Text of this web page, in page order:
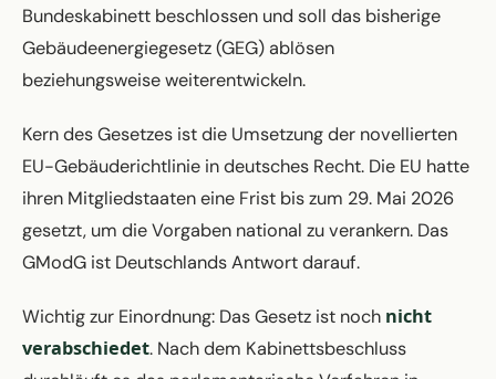
Bundeskabinett beschlossen und soll das bisherige
Gebäudeenergiegesetz (GEG) ablösen
beziehungsweise weiterentwickeln.
Kern des Gesetzes ist die Umsetzung der novellierten
EU-Gebäuderichtlinie in deutsches Recht. Die EU hatte
ihren Mitgliedstaaten eine Frist bis zum 29. Mai 2026
gesetzt, um die Vorgaben national zu verankern. Das
GModG ist Deutschlands Antwort darauf.
Wichtig zur Einordnung: Das Gesetz ist noch nicht
verabschiedet. Nach dem Kabinettsbeschluss